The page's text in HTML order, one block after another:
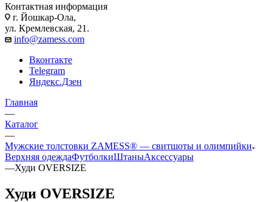
Контактная информация
г. Йошкар-Ола,
ул. Кремлевская, 21.
info@zamess.com
Вконтакте
Telegram
Яндекс.Дзен
Главная
—
Каталог
—
Мужские толстовки ZAMESS® — свитшоты и олимпийки
Верхняя одеждаФутболкиШтаныАксессуары
—Худи OVERSIZE
Худи OVERSIZE